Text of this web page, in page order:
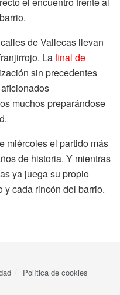
de Vallecas llevan
Lafinal de
sin precedentes
muchos preparándose
miércoles el partido más
de historia. Y mientras
ya juega su propio
y cada rincón del barrio.
Política de cookies